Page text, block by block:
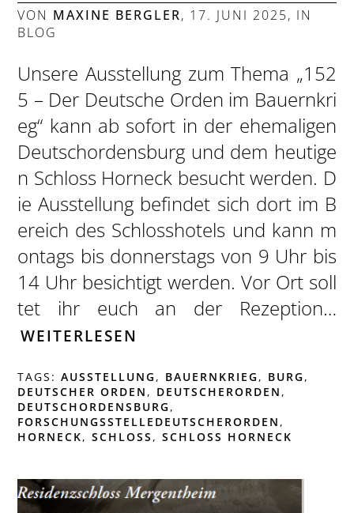
VON MAXINE BERGLER, 17. JUNI 2025, IN
BLOG
Unsere Ausstellung zum Thema „152
5 – Der Deutsche Orden im Bauernkri
eg“ kann ab sofort in der ehemaligen
Deutschordensburg und dem heutige
n Schloss Horneck besucht werden. D
ie Ausstellung befindet sich dort im B
ereich des Schlosshotels und kann m
ontags bis donnerstags von 9 Uhr bis
14 Uhr besichtigt werden. Vor Ort soll
tet ihr euch an der Rezeption…
WEITERLESEN
TAGS:AUSSTELLUNG , BAUERNKRIEG , BURG ,
DEUTSCHER ORDEN , DEUTSCHERORDEN ,
DEUTSCHORDENSBURG ,
FORSCHUNGSSTELLEDEUTSCHERORDEN ,
HORNECK,SCHLOSS ,SCHLOSS HORNECK